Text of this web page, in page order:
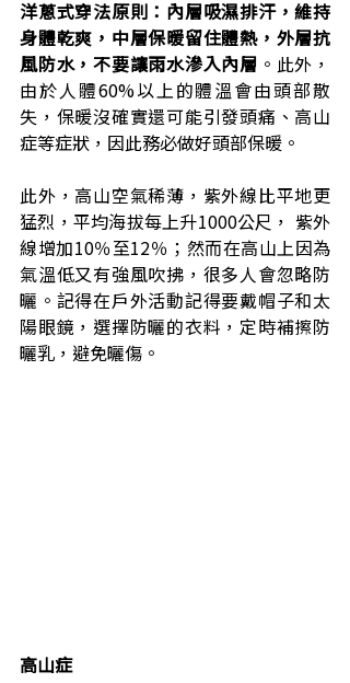
洋蔥式穿法原則：內層吸濕排汗，維持
身體乾爽，中層保暖留住體熱，外層抗
風防水，不要讓雨水滲入內層 。此外，
由於人體60%以上的體溫會由頭部散
失，保暖沒確實還可能引發頭痛、高山
症等症狀，因此務必做好頭部保暖。
此外，高山空氣稀薄，紫外線比平地更
猛烈，平均海拔每上升1000公尺， 紫外
線增加10％至12％；然而在高山上因為
氣溫低又有強風吹拂，很多人會忽略防
曬。記得在戶外活動記得要戴帽子和太
陽眼鏡，選擇防曬的衣料，定時補擦防
曬乳，避免曬傷。
高山症